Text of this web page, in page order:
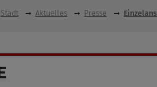
Stadt Aktuelles Presse